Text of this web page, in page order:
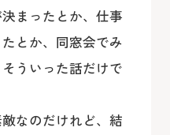
まったとか、仕事
とか、同窓会でみ
ういった話だけで
なのだけれど、結